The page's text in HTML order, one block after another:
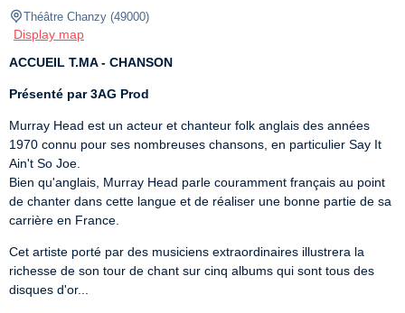
Théâtre Chanzy (49000)
Display map
ACCUEIL T.MA - CHANSON
Présenté par 3AG Prod
Murray Head est un acteur et chanteur folk anglais des années
1970 connu pour ses nombreuses chansons, en particulier Say It
Ain't So Joe.
Bien qu'anglais, Murray Head parle couramment français au point
de chanter dans cette langue et de réaliser une bonne partie de sa
carrière en France.
Cet artiste porté par des musiciens extraordinaires illustrera la
richesse de son tour de chant sur cinq albums qui sont tous des
disques d'or...